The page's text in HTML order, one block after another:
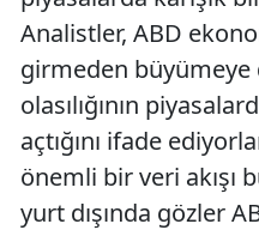
Analistler, ABD
girmeden büyümeye
olasılığının
açtığını ifade
önemli bir veri akışı
yurt dışında gözler